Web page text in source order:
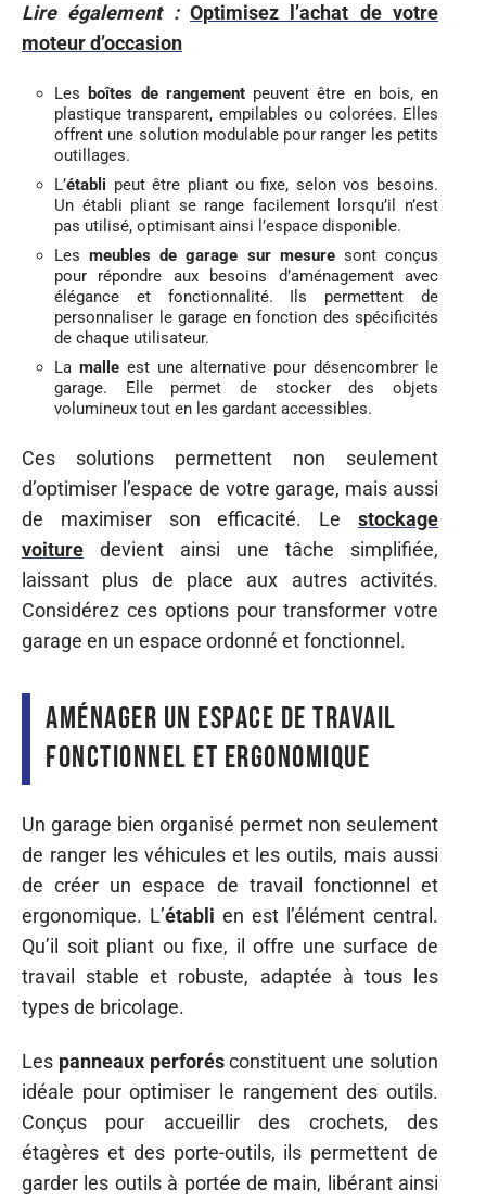
Lire également : Optimisez l’achat de votre
moteur d’occasion
Les boîtes de rangementpeuvent être en bois, en
plastique transparent, empilables ou colorées. Elles
offrent une solution modulable pour ranger les petits
outillages.
L’établi peut être pliant ou fixe, selon vos besoins.
Un établi pliant se range facilement lorsqu’il n’est
pas utilisé, optimisant ainsi l’espace disponible.
Lesmeubles de garage sur mesuresont conçus
pour répondre aux besoins d’aménagement avec
élégance et fonctionnalité. Ils permettent de
personnaliser le garage en fonction des spécificités
de chaque utilisateur.
La malleest une alternative pour désencombrer le
garage. Elle permet de stocker des objets
volumineux tout en les gardant accessibles.
Ces solutions permettent non seulement
d’optimiser l’espace de votre garage, mais aussi
de maximiser son efficacité. Le stockage
voiture devient ainsi une tâche simplifiée,
laissant plus de place aux autres activités.
Considérez ces options pour transformer votre
garage en un espace ordonné et fonctionnel.
Aménager un espace de travail
fonctionnel et ergonomique
Un garage bien organisé permet non seulement
de ranger les véhicules et les outils, mais aussi
de créer un espace de travail fonctionnel et
ergonomique. L’établi en est l’élément central.
Qu’il soit pliant ou fixe, il offre une surface de
travail stable et robuste, adaptée à tous les
types de bricolage.
Les panneaux perforésconstituent une solution
idéale pour optimiser le rangement des outils.
Conçus pour accueillir des crochets, des
étagères et des porte-outils, ils permettent de
garder les outils à portée de main, libérant ainsi